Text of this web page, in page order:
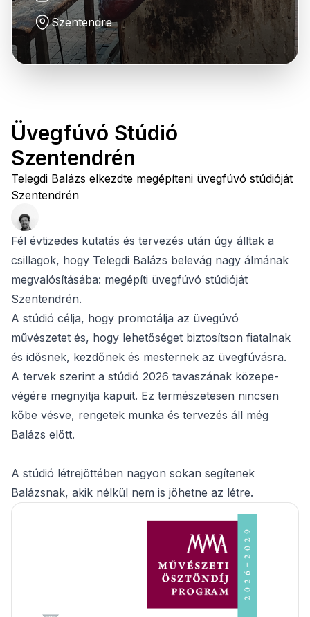
Szentendre
Üvegfúvó Stúdió
Szentendrén
Telegdi Balázs elkezdte megépíteni üvegfúvó stúdióját
Szentendrén
Fél évtizedes kutatás és tervezés után úgy álltak a
csillagok, hogy Telegdi Balázs belevág nagy álmának
megvalósításába: megépíti üvegfúvó stúdióját
Szentendrén.
A stúdió célja, hogy promotálja az üvegúvó
művészetet és, hogy lehetőséget biztosítson fiatalnak
és idősnek, kezdőnek és mesternek az üvegfúvásra.
A tervek szerint a stúdió 2026 tavaszának közepe-
végére megnyitja kapuit. Ez természetesen nincsen
kőbe vésve, rengetek munka és tervezés áll még
Balázs előtt.
A stúdió létrejöttében nagyon sokan segítenek
Balázsnak, akik nélkül nem is jöhetne az létre.